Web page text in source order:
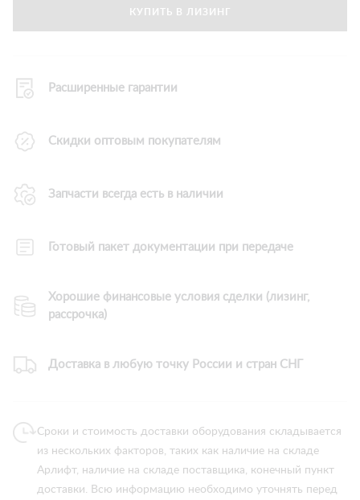
КУПИТЬ В ЛИЗИНГ
Расширенные гарантии
Скидки оптовым покупателям
Запчасти всегда есть в наличии
Готовый пакет документации при передаче
Хорошие финансовые условия сделки (лизинг,
рассрочка)
Доставка в любую точку России и стран СНГ
Сроки и стоимость доставки оборудования складывается
из нескольких факторов, таких как наличие на складе
Арлифт, наличие на складе поставщика, конечный пункт
доставки. Всю информацию необходимо уточнять перед